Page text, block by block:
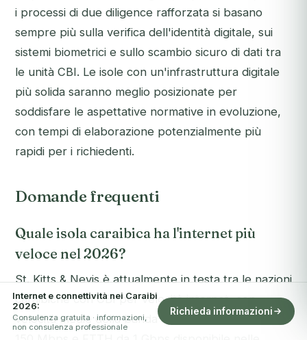
i processi di due diligence rafforzata si basano
sempre più sulla verifica dell'identità digitale, sui
sistemi biometrici e sullo scambio sicuro di dati tra
le unità CBI. Le isole con un'infrastruttura digitale
più solida saranno meglio posizionate per
soddisfare le aspettative normative in evoluzione,
con tempi di elaborazione potenzialmente più
rapidi per i richiedenti.
Domande frequenti
Quale isola caraibica ha l'internet più
veloce nel 2026?
St. Kitts & Nevis è attualmente in testa tra le nazioni
caraibiche con CBI per velocità internet, con
velocità medie della banda larga fissa superiori a
Internet e connettività nei Caraibi
2026:
Consulenza gratuita · informazioni,
non consulenza professionale
Richieda informazioni